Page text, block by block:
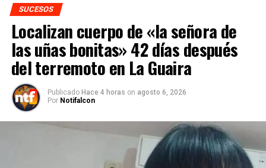
SUCESOS
Localizan cuerpo de «la señora de
las uñas bonitas» 42 días después
del terremoto en La Guaira
Publicado Hace 4 horas on agosto 6, 2026
Por Notifalcon